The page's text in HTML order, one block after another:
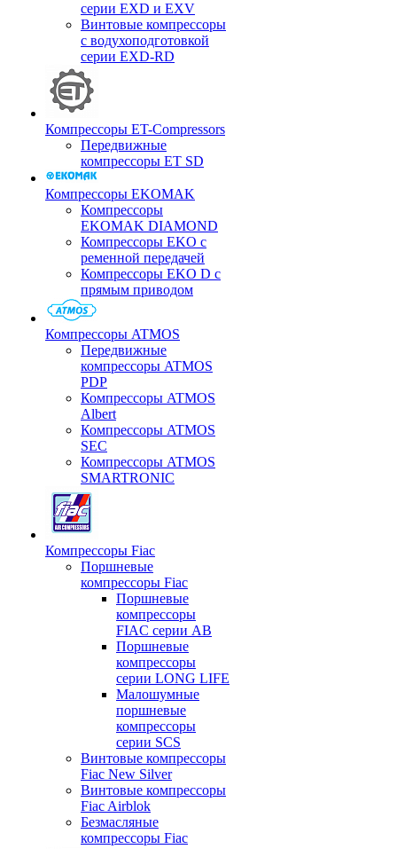
серии EXD и EXV
Винтовые компрессоры
с водухоподготовкой
серии EXD-RD
Компрессоры ET-Compressors
Передвижные
компрессоры ET SD
Компрессоры EKOMAK
Компрессоры
EKOMAK DIAMOND
Компрессоры EKO c
ременной передачей
Компрессоры EKO D с
прямым приводом
Компрессоры ATMOS
Передвижные
компрессоры ATMOS
PDP
Компрессоры ATMOS
Albert
Компрессоры ATMOS
SEC
Компрессоры ATMOS
SMARTRONIC
Компрессоры Fiac
Поршневые
компрессоры Fiac
Поршневые
компрессоры
FIAC серии AB
Поршневые
компрессоры
серии LONG LIFE
Малошумные
поршневые
компрессоры
серии SCS
Винтовые компрессоры
Fiac New Silver
Винтовые компрессоры
Fiac Airblok
Безмасляные
компрессоры Fiac